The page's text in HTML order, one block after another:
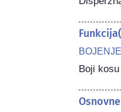
Boji kosu